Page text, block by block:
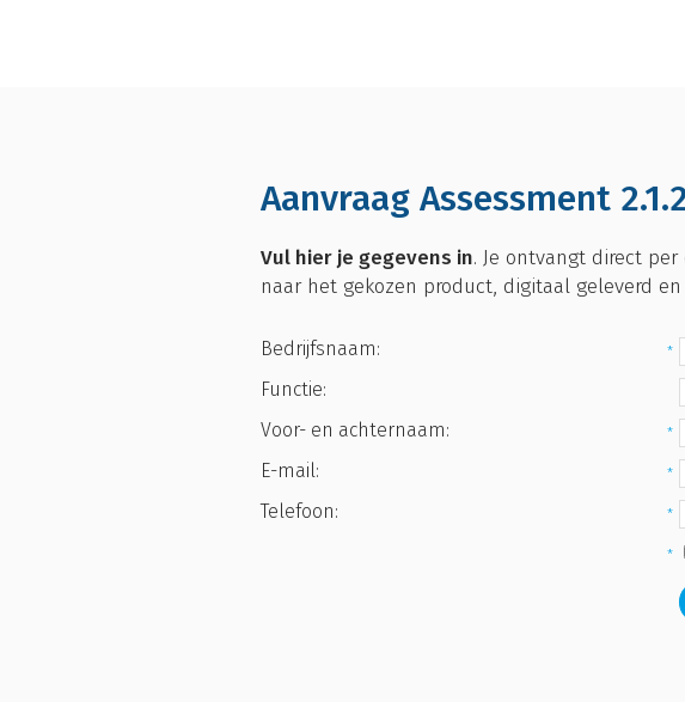
Aanvraag Assessment
Vul hier je gegevens in. Je ontvangt direct
naar het gekozen product, digitaal geleverd
Bedrijfsnaam:
Functie:
Voor- en achternaam:
E-mail:
Telefoon: